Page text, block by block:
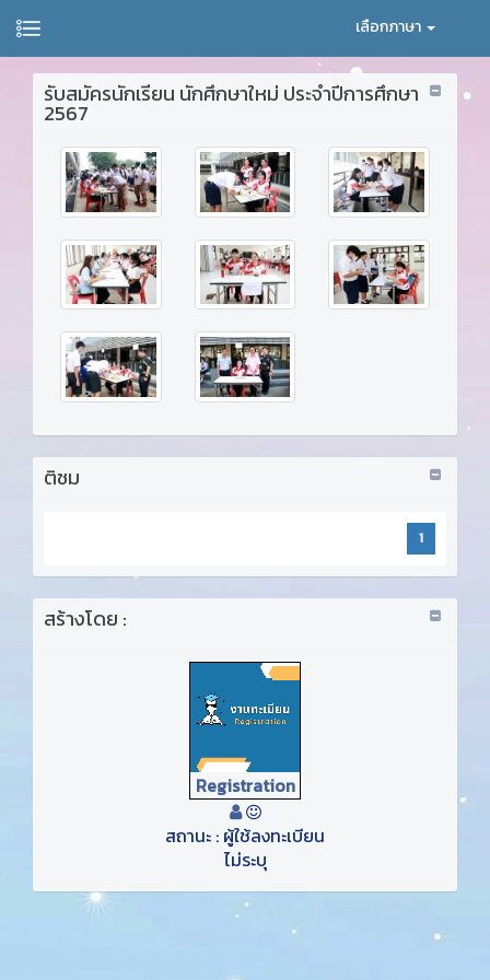
เลือกภาษา
รับสมัครนักเรียน นักศึกษาใหม่ ประจำปีการศึกษา
2567
ติชม
1
สร้างโดย :
Registration
สถานะ : ผู้ใช้ลงทะเบียน
ไม่ระบุ